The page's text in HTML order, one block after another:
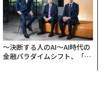
〜決断する人のAI〜AI時代の
金融パラダイムシフト、「超